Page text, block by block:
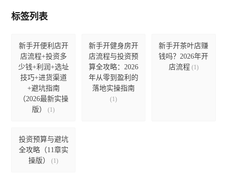
标签列表
新手开便利店开
店流程+投资多
少钱+利润+选址
技巧+进货渠道
+避坑指南
（2026最新实操
版）
(1)
新手开健身房开
店流程与投资预
算全攻略：2026
年从零到盈利的
落地实操指南
(1)
新手开茶叶店赚
钱吗？2026年开
店流程(1)
投资预算与避坑
全攻略（11章实
操版）
(1)